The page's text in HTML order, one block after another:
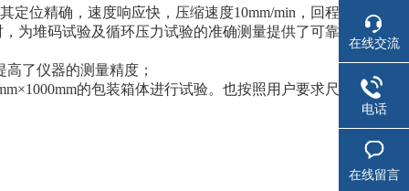
定位精确，速度响应快，压缩速度10mm/min，回程
为堆码试验及循环压力试验的准确测量提供了可靠
高了仪器的测量精度；
的包装箱体进行试验。也按照用户要求尺
在线交流
电话
在线留言